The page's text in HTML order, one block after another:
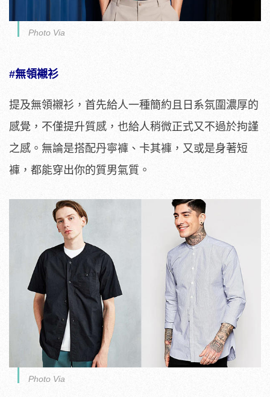
Photo Via
#無領襯衫
提及無領襯衫，首先給人一種簡約且日系氛圍濃厚的
感覺，不僅提升質感，也給人稍微正式又不過於拘謹
之感。無論是搭配丹寧褲、卡其褲，又或是身著短
褲，都能穿出你的質男氣質。
Photo Via